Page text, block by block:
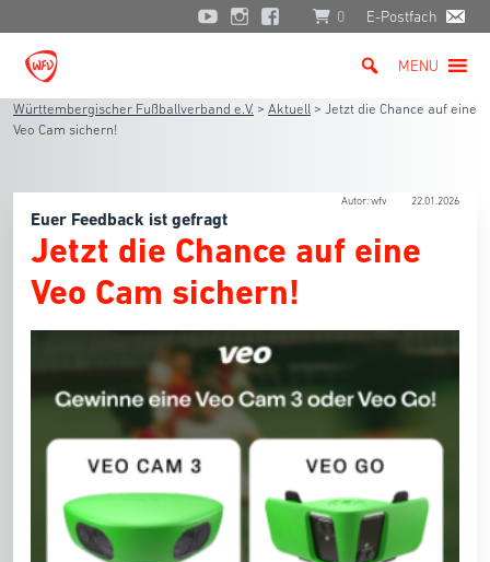
0 E-Postfach
MENU
Württembergischer Fußballverband e.V. > Aktuell > Jetzt die Chance auf eine
Veo Cam sichern!
Autor: wfv 22.01.2026
Euer Feedback ist gefragt
Jetzt die Chance auf eine
Veo Cam sichern!